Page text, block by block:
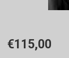
€115,00